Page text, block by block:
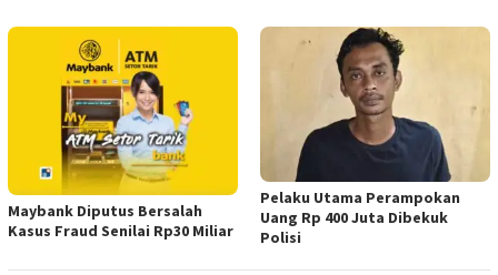
Maybank Diputus Bersalah
Kasus Fraud Senilai Rp30 Miliar
Pelaku Utama Perampokan
Uang Rp 400 Juta Dibekuk
Polisi